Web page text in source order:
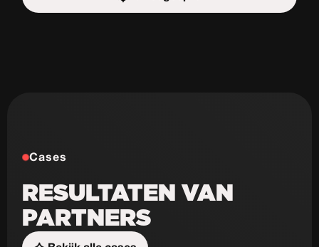
Start de uitdaging
Cases
RESULTATEN VAN
PARTNERS